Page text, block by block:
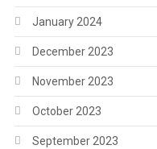
January 2024
December 2023
November 2023
October 2023
September 2023